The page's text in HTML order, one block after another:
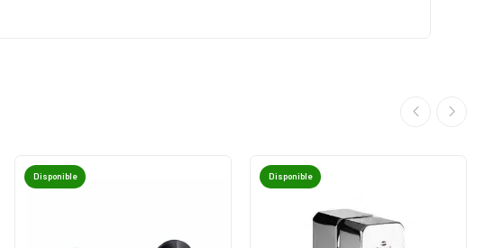
Disponible Disponible